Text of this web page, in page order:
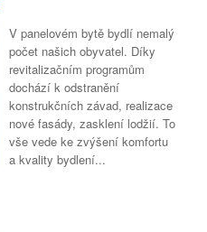
V panelovém bytě bydlí nemalý
počet našich obyvatel. Díky
revitalizačním programům
dochází k odstranění
konstrukčních závad, realizace
nové fasády, zasklení lodžií. To
vše vede ke zvýšení komfortu
a kvality bydlení...